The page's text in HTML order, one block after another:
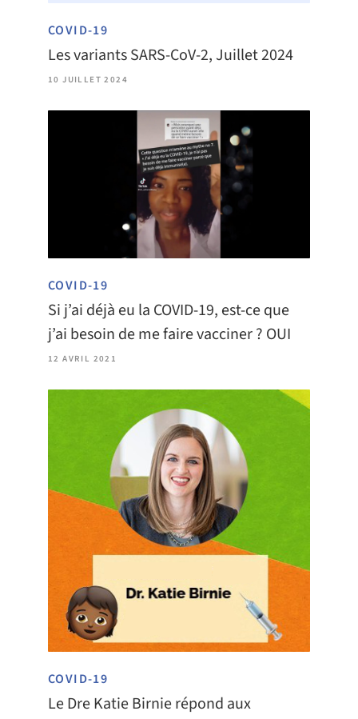
COVID-19
Les variants SARS-CoV-2, Juillet 2024
10 JUILLET 2024
COVID-19
Si j’ai déjà eu la COVID-19, est-ce que
j’ai besoin de me faire vacciner ? OUI
12 AVRIL 2021
COVID-19
Le Dre Katie Birnie répond aux